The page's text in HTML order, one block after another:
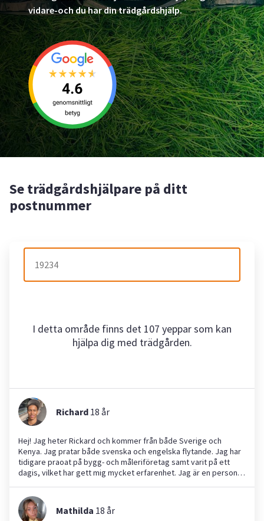
vidare-och du har din trädgårdshjälp.
Se trädgårdshjälpare på ditt
postnummer
I detta område finns det 107 yeppar som kan
hjälpa dig med trädgården.
Richard 18 år
Hej! Jag heter Rickard och kommer från både Sverige och
Kenya. Jag pratar både svenska och engelska flytande. Jag har
tidigare praoat på bygg- och måleriföretag samt varit på ett
dagis, vilket har gett mig mycket erfarenhet. Jag är en person
Jag är snäll, pratglad, händig och bra med både djur och barn. På
fritiden gillar jag att vara aktiv och hjälpa andra. Jag ser fram
emot att hjälpa till och bidra med det jag kan!
Mathilda 18 år